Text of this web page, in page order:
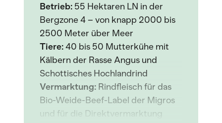
Betrieb: 55 Hektaren LN in der
Bergzone 4 – von knapp 2000 bis
2500 Meter über Meer
Tiere:40 bis 50 Mutterkühe mit
Kälbern der Rasse Angus und
Schottisches Hochlandrind
Vermarktung: Rindfleisch für das
Bio-Weide-Beef-Label der Migros
und für die Direktvermarktung